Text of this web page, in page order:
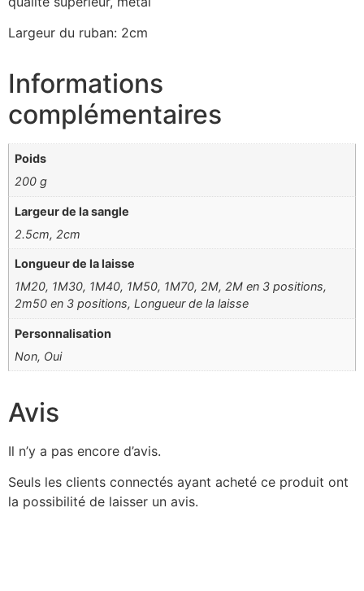
Largeur du ruban: 2cm
Informations
complémentaires
Poids
200 g
Largeur de la sangle
2.5cm, 2cm
Longueur de la laisse
1M20, 1M30, 1M40, 1M50, 1M70, 2M, 2M en 3 positions,
2m50 en 3 positions, Longueur de la laisse
Personnalisation
Non, Oui
Avis
Il n’y a pas encore d’avis.
Seuls les clients connectés ayant acheté ce produit ont
la possibilité de laisser un avis.